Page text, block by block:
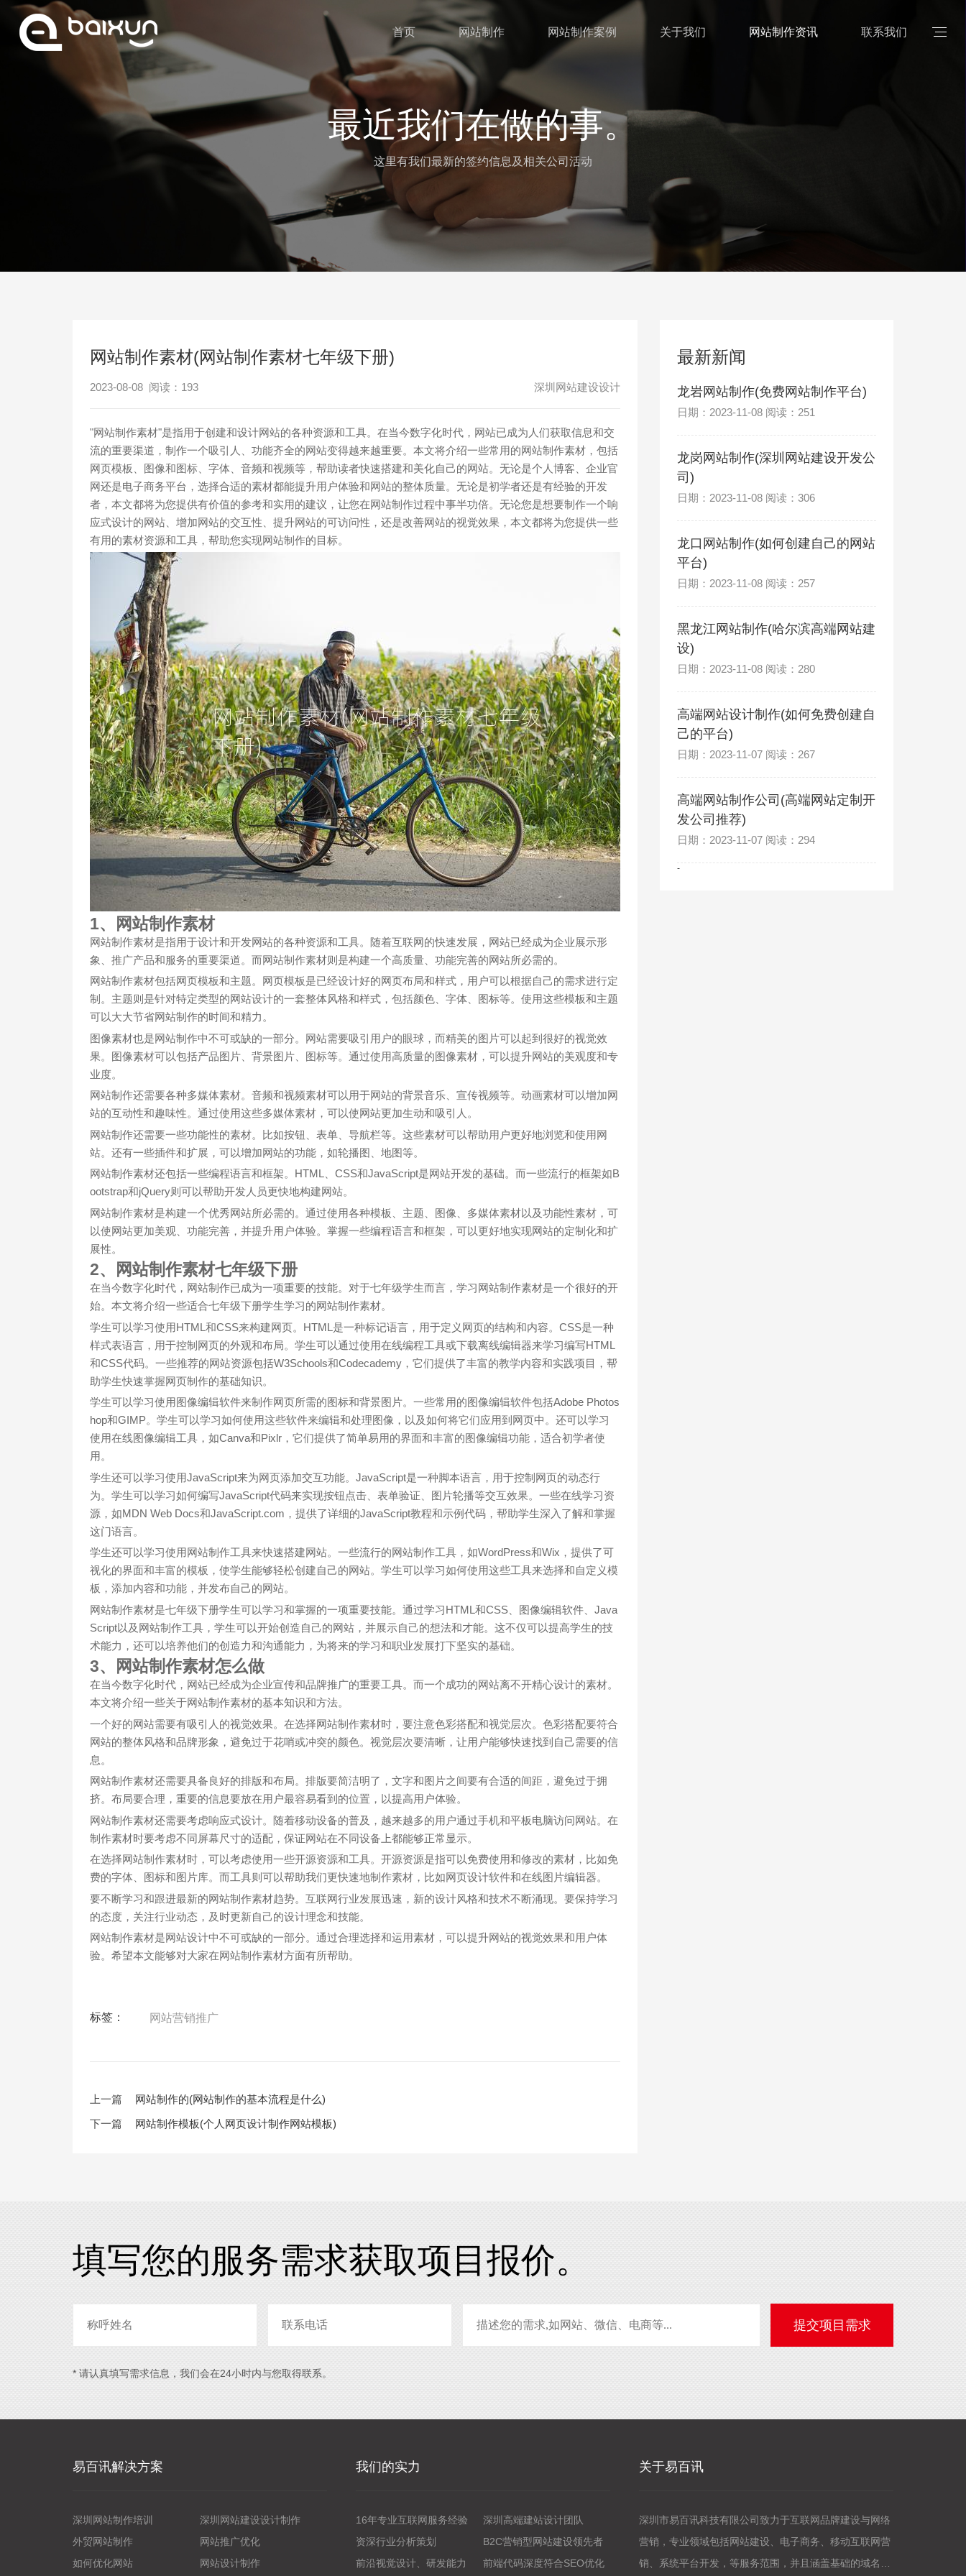
首页 网站制作 网站制作案例 关于我们 网站制作资讯 联系我们
最近我们在做的事。
这里有我们最新的签约信息及相关公司活动
网站制作素材(网站制作素材七年级下册)
2023-08-08 阅读： 193 深圳网站建设设计
"网站制作素材"是指用于创建和设计网站的各种资源和工具。在当今数字化时代，网站已成为人们获取信息和交
流的重要渠道，制作一个吸引人、功能齐全的网站变得越来越重要。本文将介绍一些常用的网站制作素材，包括
网页模板、图像和图标、字体、音频和视频等，帮助读者快速搭建和美化自己的网站。无论是个人博客、企业官
网还是电子商务平台，选择合适的素材都能提升用户体验和网站的整体质量。无论是初学者还是有经验的开发
者，本文都将为您提供有价值的参考和实用的建议，让您在网站制作过程中事半功倍。无论您是想要制作一个响
应式设计的网站、增加网站的交互性、提升网站的可访问性，还是改善网站的视觉效果，本文都将为您提供一些
有用的素材资源和工具，帮助您实现网站制作的目标。
1、网站制作素材
网站制作素材是指用于设计和开发网站的各种资源和工具。随着互联网的快速发展，网站已经成为企业展示形
象、推广产品和服务的重要渠道。而网站制作素材则是构建一个高质量、功能完善的网站所必需的。
网站制作素材包括网页模板和主题。网页模板是已经设计好的网页布局和样式，用户可以根据自己的需求进行定
制。主题则是针对特定类型的网站设计的一套整体风格和样式，包括颜色、字体、图标等。使用这些模板和主题
可以大大节省网站制作的时间和精力。
图像素材也是网站制作中不可或缺的一部分。网站需要吸引用户的眼球，而精美的图片可以起到很好的视觉效
果。图像素材可以包括产品图片、背景图片、图标等。通过使用高质量的图像素材，可以提升网站的美观度和专
业度。
网站制作还需要各种多媒体素材。音频和视频素材可以用于网站的背景音乐、宣传视频等。动画素材可以增加网
站的互动性和趣味性。通过使用这些多媒体素材，可以使网站更加生动和吸引人。
网站制作还需要一些功能性的素材。比如按钮、表单、导航栏等。这些素材可以帮助用户更好地浏览和使用网
站。还有一些插件和扩展，可以增加网站的功能，如轮播图、地图等。
网站制作素材还包括一些编程语言和框架。HTML、CSS和JavaScript是网站开发的基础。而一些流行的框架如B
ootstrap和jQuery则可以帮助开发人员更快地构建网站。
网站制作素材是构建一个优秀网站所必需的。通过使用各种模板、主题、图像、多媒体素材以及功能性素材，可
以使网站更加美观、功能完善，并提升用户体验。掌握一些编程语言和框架，可以更好地实现网站的定制化和扩
展性。
2、网站制作素材七年级下册
在当今数字化时代，网站制作已成为一项重要的技能。对于七年级学生而言，学习网站制作素材是一个很好的开
始。本文将介绍一些适合七年级下册学生学习的网站制作素材。
学生可以学习使用HTML和CSS来构建网页。HTML是一种标记语言，用于定义网页的结构和内容。CSS是一种
样式表语言，用于控制网页的外观和布局。学生可以通过使用在线编程工具或下载离线编辑器来学习编写HTML
和CSS代码。一些推荐的网站资源包括W3Schools和Codecademy，它们提供了丰富的教学内容和实践项目，帮
助学生快速掌握网页制作的基础知识。
学生可以学习使用图像编辑软件来制作网页所需的图标和背景图片。一些常用的图像编辑软件包括Adobe Photos
hop和GIMP。学生可以学习如何使用这些软件来编辑和处理图像，以及如何将它们应用到网页中。还可以学习
使用在线图像编辑工具，如Canva和Pixlr，它们提供了简单易用的界面和丰富的图像编辑功能，适合初学者使
用。
学生还可以学习使用JavaScript来为网页添加交互功能。JavaScript是一种脚本语言，用于控制网页的动态行
为。学生可以学习如何编写JavaScript代码来实现按钮点击、表单验证、图片轮播等交互效果。一些在线学习资
源，如MDN Web Docs和JavaScript.com，提供了详细的JavaScript教程和示例代码，帮助学生深入了解和掌握
这门语言。
学生还可以学习使用网站制作工具来快速搭建网站。一些流行的网站制作工具，如WordPress和Wix，提供了可
视化的界面和丰富的模板，使学生能够轻松创建自己的网站。学生可以学习如何使用这些工具来选择和自定义模
板，添加内容和功能，并发布自己的网站。
网站制作素材是七年级下册学生可以学习和掌握的一项重要技能。通过学习HTML和CSS、图像编辑软件、Java
Script以及网站制作工具，学生可以开始创造自己的网站，并展示自己的想法和才能。这不仅可以提高学生的技
术能力，还可以培养他们的创造力和沟通能力，为将来的学习和职业发展打下坚实的基础。
3、网站制作素材怎么做
在当今数字化时代，网站已经成为企业宣传和品牌推广的重要工具。而一个成功的网站离不开精心设计的素材。
本文将介绍一些关于网站制作素材的基本知识和方法。
一个好的网站需要有吸引人的视觉效果。在选择网站制作素材时，要注意色彩搭配和视觉层次。色彩搭配要符合
网站的整体风格和品牌形象，避免过于花哨或冲突的颜色。视觉层次要清晰，让用户能够快速找到自己需要的信
息。
网站制作素材还需要具备良好的排版和布局。排版要简洁明了，文字和图片之间要有合适的间距，避免过于拥
挤。布局要合理，重要的信息要放在用户最容易看到的位置，以提高用户体验。
网站制作素材还需要考虑响应式设计。随着移动设备的普及，越来越多的用户通过手机和平板电脑访问网站。在
制作素材时要考虑不同屏幕尺寸的适配，保证网站在不同设备上都能够正常显示。
在选择网站制作素材时，可以考虑使用一些开源资源和工具。开源资源是指可以免费使用和修改的素材，比如免
费的字体、图标和图片库。而工具则可以帮助我们更快速地制作素材，比如网页设计软件和在线图片编辑器。
要不断学习和跟进最新的网站制作素材趋势。互联网行业发展迅速，新的设计风格和技术不断涌现。要保持学习
的态度，关注行业动态，及时更新自己的设计理念和技能。
网站制作素材是网站设计中不可或缺的一部分。通过合理选择和运用素材，可以提升网站的视觉效果和用户体
验。希望本文能够对大家在网站制作素材方面有所帮助。
标签： 网站营销推广
上一篇
网站制作的(网站制作的基本流程是什么)
下一篇
网站制作模板(个人网页设计制作网站模板)
最新新闻
龙岩网站制作(免费网站制作平台)
日期：2023-11-08 阅读：251
龙岗网站制作(深圳网站建设开发公
司)
日期：2023-11-08 阅读：306
龙口网站制作(如何创建自己的网站
平台)
日期：2023-11-08 阅读：257
黑龙江网站制作(哈尔滨高端网站建
设)
日期：2023-11-08 阅读：280
高端网站设计制作(如何免费创建自
己的平台)
日期：2023-11-07 阅读：267
高端网站制作公司(高端网站定制开
发公司推荐)
日期：2023-11-07 阅读：294
-
填写您的服务需求获取项目报价。
* 请认真填写需求信息，我们会在24小时内与您取得联系。
易百讯解决方案
深圳网站制作培训
深圳网站建设设计制作
外贸网站制作
网站推广优化
如何优化网站
网站设计制作
我们的实力
16年专业互联网服务经验
深圳高端建站设计团队
资深行业分析策划
B2C营销型网站建设领先者
前沿视觉设计、研发能力
前端代码深度符合SEO优化
关于易百讯
深圳市易百讯科技有限公司致力于互联网品牌建设与网络
营销，专业领域包括网站建设、电子商务、移动互联网营
销、系统平台开发，等服务范围，并且涵盖基础的域名服